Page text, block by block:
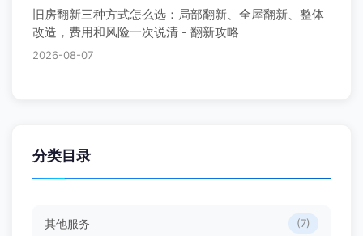
旧房翻新三种方式怎么选：局部翻新、全屋翻新、整体
改造，费用和风险一次说清 - 翻新攻略
2026-08-07
分类目录
其他服务 (7)